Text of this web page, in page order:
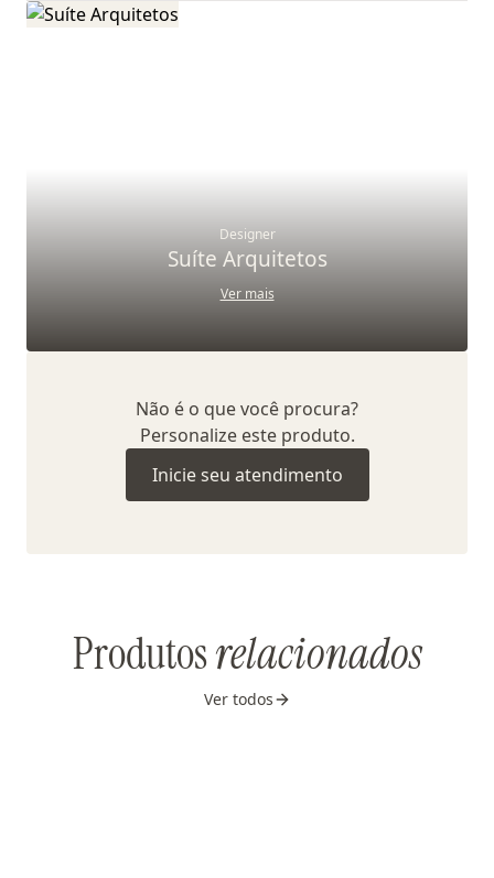
Designer
Suíte Arquitetos
Ver mais
Não é o que você procura?
Personalize este produto.
Inicie seu atendimento
Produtosrelacionados
Ver todos